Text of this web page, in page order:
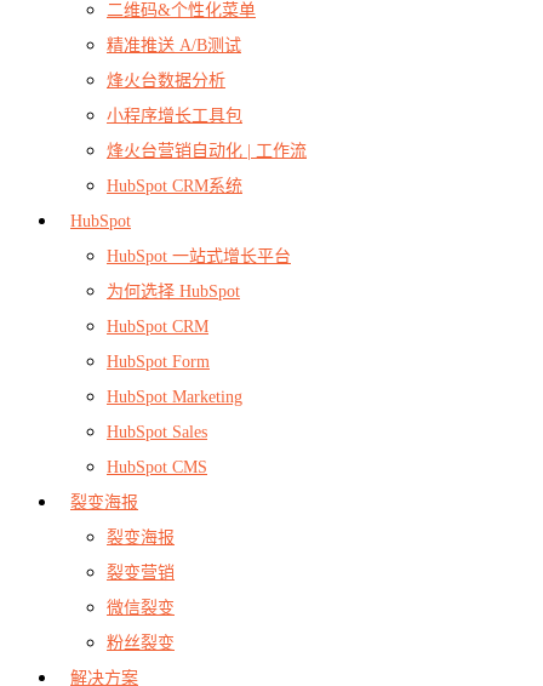
二维码&个性化菜单
精准推送 A/B测试
烽火台数据分析
小程序增长工具包
烽火台营销自动化 | 工作流
HubSpot CRM系统
HubSpot
HubSpot 一站式增长平台
为何选择 HubSpot
HubSpot CRM
HubSpot Form
HubSpot Marketing
HubSpot Sales
HubSpot CMS
裂变海报
裂变海报
裂变营销
微信裂变
粉丝裂变
解决方案